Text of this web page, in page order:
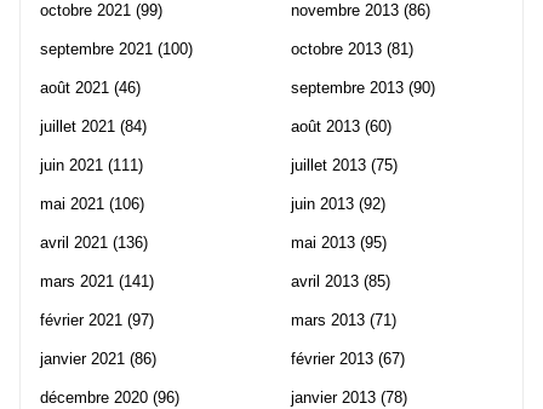
octobre 2021 (99)
septembre 2021 (100)
août 2021 (46)
juillet 2021 (84)
juin 2021 (111)
mai 2021 (106)
avril 2021 (136)
mars 2021 (141)
février 2021 (97)
janvier 2021 (86)
décembre 2020 (96)
novembre 2013 (86)
octobre 2013 (81)
septembre 2013 (90)
août 2013 (60)
juillet 2013 (75)
juin 2013 (92)
mai 2013 (95)
avril 2013 (85)
mars 2013 (71)
février 2013 (67)
janvier 2013 (78)